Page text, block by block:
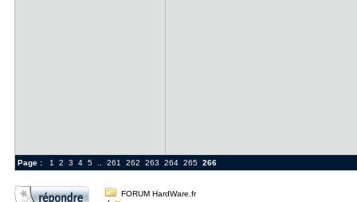
Page : 1 2 3 4 5.. 261 262 263 264 265 266
FORUM HardWare.fr